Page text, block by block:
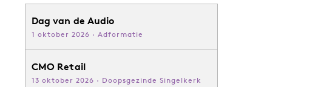
Dag van de Audio
1 oktober 2026 · Adformatie
CMO Retail
13 oktober 2026 · Doopsgezinde Singelkerk